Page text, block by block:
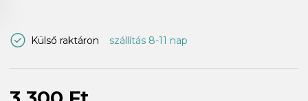
Külső raktáron szállítás 8-11 nap